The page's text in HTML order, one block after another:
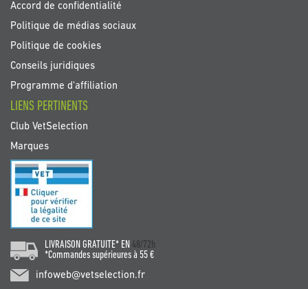
Accord de confidentialité
Politique de médias sociaux
Politique de cookies
Conseils juridiques
Programme d'affiliation
LIENS PERTINENTS
Club VetSelection
Marques
LIVRAISON GRATUITE* EN 48/72h
*Commandes supérieures à 55 €
infoweb@vetselection.fr